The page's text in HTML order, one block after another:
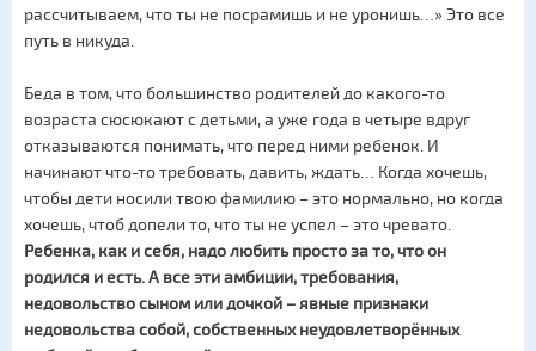
рассчитываем, что ты не посрамишь и не уронишь…» Это все
путь в никуда.
Беда в том, что большинство родителей до какого-то
возраста сюсюкают с детьми, а уже года в четыре вдруг
отказываются понимать, что перед ними ребенок. И
начинают что-то требовать, давить, ждать… Когда хочешь,
чтобы дети носили твою фамилию – это нормально, но когда
хочешь, чтоб допели то, что ты не успел – это чревато.
Ребенка, как и себя, надо любить просто за то, что он
родился и есть. А все эти амбиции, требования,
недовольство сыном или дочкой – явные признаки
недовольства собой, собственных неудовлетворённых